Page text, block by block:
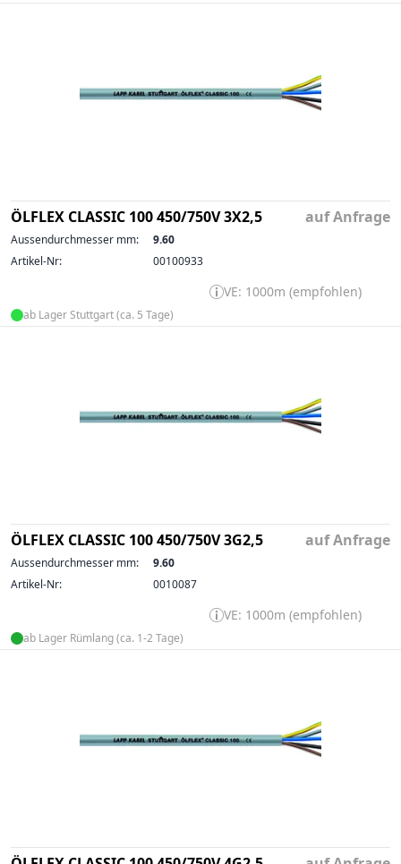
ÖLFLEX CLASSIC 100 450/750V 3X2,5 auf Anfrage
Aussendurchmesser mm:
9.60
Artikel-Nr:
00100933
VE: 1000m (empfohlen)
ab Lager Stuttgart (ca. 5 Tage)
ÖLFLEX CLASSIC 100 450/750V 3G2,5 auf Anfrage
Aussendurchmesser mm:
9.60
Artikel-Nr:
0010087
VE: 1000m (empfohlen)
ab Lager Rümlang (ca. 1-2 Tage)